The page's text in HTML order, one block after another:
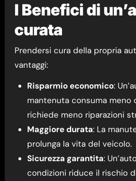
I Benefici di
curata
Prendersi cura della propria
vantaggi:
Risparmio economico:
mantenuta consuma meno
richiede meno riparazioni
Maggiore durata: La
prolunga la vita del veicolo.
Sicurezza garantita:
condizioni riduce il rischio